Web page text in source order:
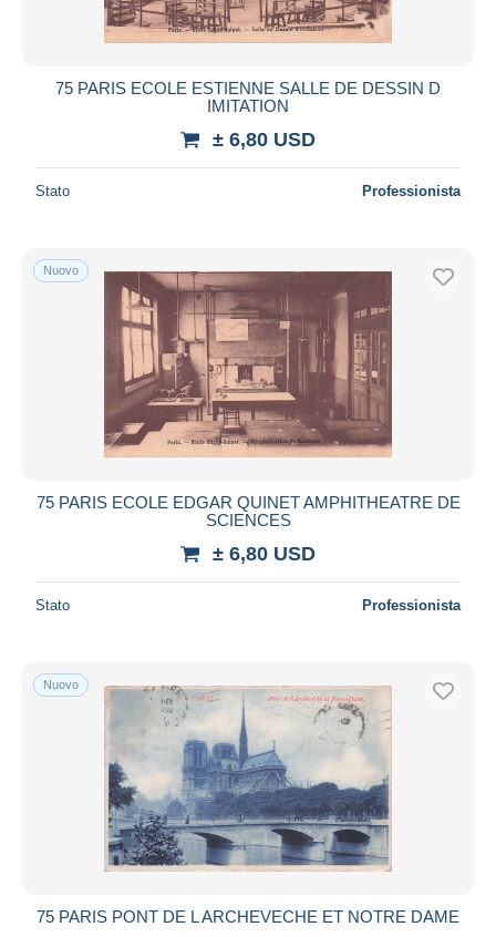
75 PARIS ECOLE ESTIENNE SALLE DE DESSIN D
IMITATION
± 6,80 USD
Stato Professionista
Nuovo
75 PARIS ECOLE EDGAR QUINET AMPHITHEATRE DE
SCIENCES
± 6,80 USD
Stato Professionista
Nuovo
75 PARIS PONT DE L ARCHEVECHE ET NOTRE DAME